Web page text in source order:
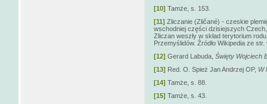
[10] Tamże, s. 153.
[11] Zliczanie (Zličané) - czeskie
wschodniej części dzisiejszych
Zliczan weszły w skład terytorium
Przemyślidów. Źródło Wikipedia ze
[12] Gerard Labuda, Święty Wojciech
[13] Red. O. Spież Jan Andrzej OP, W
[14] Tamże, s. 88.
[15] Tamże, s. 43.